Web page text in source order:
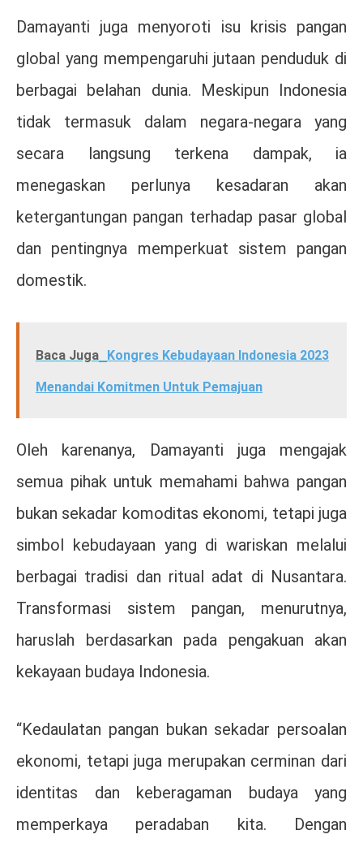
Damayanti juga menyoroti isu krisis pangan
global yang mempengaruhi jutaan penduduk di
berbagai belahan dunia. Meskipun Indonesia
tidak termasuk dalam negara-negara yang
secara langsung terkena dampak, ia
menegaskan perlunya kesadaran akan
ketergantungan pangan terhadap pasar global
dan pentingnya memperkuat sistem pangan
domestik.
Baca Juga Kongres Kebudayaan Indonesia 2023
Menandai Komitmen Untuk Pemajuan
Oleh karenanya, Damayanti juga mengajak
semua pihak untuk memahami bahwa pangan
bukan sekadar komoditas ekonomi, tetapi juga
simbol kebudayaan yang di wariskan melalui
berbagai tradisi dan ritual adat di Nusantara.
Transformasi sistem pangan, menurutnya,
haruslah berdasarkan pada pengakuan akan
kekayaan budaya Indonesia.
“Kedaulatan pangan bukan sekadar persoalan
ekonomi, tetapi juga merupakan cerminan dari
identitas dan keberagaman budaya yang
memperkaya peradaban kita. Dengan